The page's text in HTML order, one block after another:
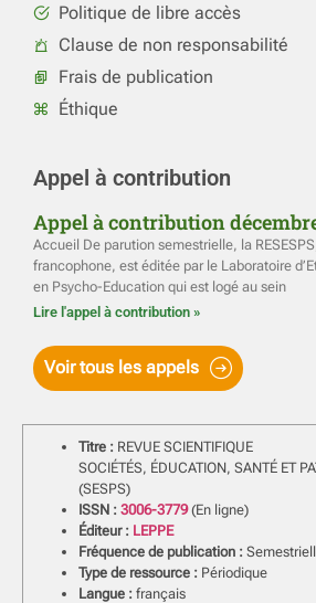
Politique de libre accès
Clause de non responsabilité
Frais de publication
Éthique
Appel à contribution
Appel à contribution
Accueil De parution semestrielle, la
francophone, est éditée par le Laboratoire
en Psycho-Education qui est logé au sein
Lire l'appel à contribution »
Voir tous les appels
Titre : REVUE SCIENTIFIQUE
SOCIÉTÉS, ÉDUCATION, SANTÉ ET
(SESPS)
ISSN : 3006-3779(En ligne)
Éditeur : LEPPE
Fréquence de publication :
Type de ressource : Périodique
Langue : français